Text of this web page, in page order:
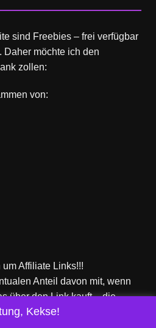
sind Freebies – frei verfügbar
Daher möchte ich den
zollen:
von:
Affiliate Links!!!
Anteil davon mit, wenn
über den Link kauft – die
von mir!
Kekse!